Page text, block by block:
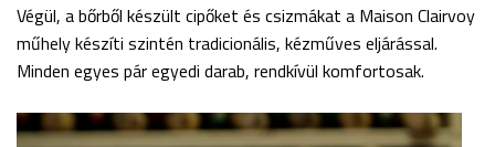
Végül, a bőrből készült cipőket és csizmákat a Maison Clairvoy
műhely készíti szintén tradicionális, kézműves eljárással.
Minden egyes pár egyedi darab, rendkívül komfortosak.